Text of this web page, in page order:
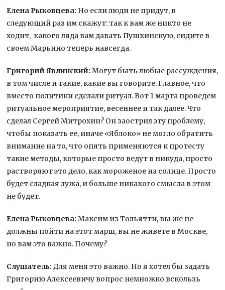
Елена Рыковцева: Но если люди не придут, в
следующий раз им скажут: так к вам же никто не
ходит, какого ляда вам давать Пушкинскую, сидите в
своем Марьино теперь навсегда.
Григорий Явлинский:Могут быть любые рассуждения,
в том числе и такие, какие вы говорите. Главное, что
вместо политики сделали ритуал. Вот 1 марта проведем
ритуальное мероприятие, весеннее и так далее. Что
сделал Сергей Митрохин? Он заострил эту проблему,
чтобы показать ее, иначе «Яблоко» не могло обратить
внимание на то, что опять применяются к протесту
такие методы, которые просто ведут в никуда, просто
растворяют это дело, как мороженое на солнце. Просто
будет сладкая лужа, и больше никакого смысла в этом
не будет.
Елена Рыковцева: Максим из Тольятти, вы же не
должны пойти на этот марш, вы не живете в Москве,
но вам это важно. Почему?
Слушатель:Для меня это важно. Но я хотел бы задать
Григорию Алексеевичу вопрос немножко вскользь